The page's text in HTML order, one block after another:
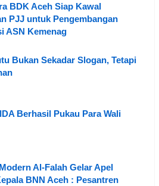
BDK Aceh Siap Kawal
PJJ untuk Pengembangan
ASN Kemenag
Bukan Sekadar Slogan, Tetapi
Berhasil Pukau Para Wali
Al-Falah Gelar Apel
BNN Aceh : Pesantren